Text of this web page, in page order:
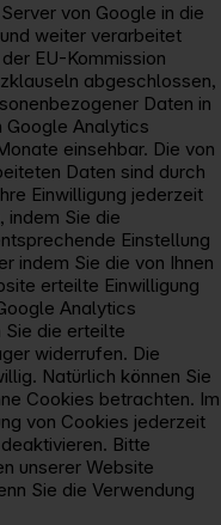
von Google in die
weiter verarbeitet
EU-Kommission
abgeschlossen,
Daten in
Google Analytics
einsehbar. Die von
Daten sind durch
Einwilligung jederzeit
indem Sie die
Einstellung
indem Sie die von Ihnen
erteilte Einwilligung
Analytics
Sie die erteilte
widerrufen. Die
Natürlich können Sie
Cookies betrachten. Im
von Cookies jederzeit
Bitte
unserer Website
Sie die Verwendung